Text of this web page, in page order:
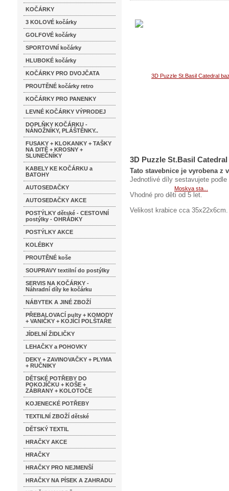
KOČÁRKY
3 KOLOVÉ kočárky
GOLFOVÉ kočárky
SPORTOVNÍ kočárky
HLUBOKÉ kočárky
KOČÁRKY PRO DVOJČATA
PROUTĚNÉ kočárky retro
KOČÁRKY PRO PANENKY
LEVNÉ KOČÁRKY VÝPRODEJ
DOPLŇKY KOČÁRKU -
NÁNOŽNÍKY, PLÁŠTĚNKY..
FUSAKY + KLOKANKY + TAŠKY
NA DITĚ + KROSNY +
SLUNEČNÍKY
KABELY KE KOČÁRKU a
BATOHY
AUTOSEDAČKY
AUTOSEDAČKY AKCE
POSTÝLKY dětské - CESTOVNÍ
postýlky - OHRÁDKY
POSTÝLKY AKCE
KOLÉBKY
PROUTĚNÉ koše
SOUPRAVY textilní do postýlky
SERVIS NA KOČÁRKY -
Náhradní díly ke kočárku
NÁBYTEK A JINÉ ZBOŽÍ
PŘEBALOVACÍ pulty + KOMODY
+ VANIČKY + KOJÍCÍ POLŠTAŘE
JÍDELNÍ ŽIDLIČKY
LEHAČKY a POHOVKY
DEKY + ZAVINOVAČKY + PLYMA
+ RUČNIKY
DĚTSKÉ POTŘEBY DO
POKOJÍČKU + KOŠE +
ZÁBRANY + KOLOTOČE
KOJENECKÉ POTŘEBY
TEXTILNÍ ZBOŽÍ dětské
DĚTSKÝ TEXTIL
HRAČKY AKCE
HRAČKY
HRAČKY PRO NEJMENŠÍ
HRAČKY NA PÍSEK A ZAHRADU
3D Puzzle St.Basil Catedral
Tato stavebnice je vyrobena z
Jednotlivé díly sestavujete
Vhodné pro děti od 5 let.
Velikost krabice cca